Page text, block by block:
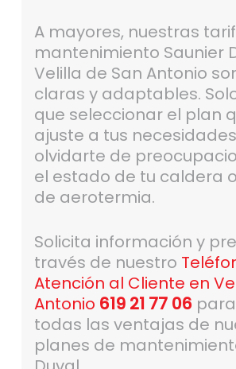
A mayores, nuestras
mantenimiento Saunier
Velilla de San Antonio
claras y adaptables.
que seleccionar el plan
ajuste a tus
olvidarte de
el estado de tu caldera
de aerotermia.
Solicita información y
través de nuestro
Atención al Cliente en
Antonio 619 21 77 06
todas las ventajas de
planes de